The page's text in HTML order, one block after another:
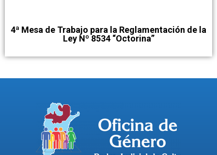
4ª Mesa de Trabajo para la Reglamentación de la
Ley Nº 8534 “Octorina”